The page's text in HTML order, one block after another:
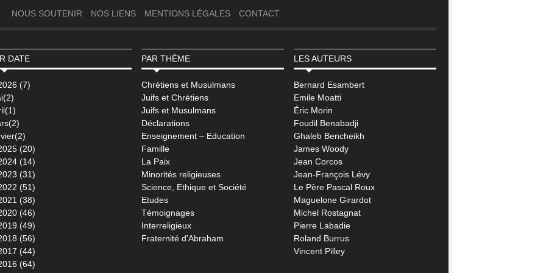
NOUS SOUTENIR NOS LIENS MENTIONS LÉGALES CONTACT
DATE
(7)
(20)
(14)
(31)
(51)
(38)
(46)
(49)
(56)
(44)
(64)
PAR THÈME
Chrétiens et Musulmans
Juifs et Chrétiens
Juifs et Musulmans
Déclarations
Enseignement – Education
Famille
La Paix
Minorités religieuses
Science, Ethique et Société
Etudes
Témoignages
Interreligieux
Fraternité d'Abraham
LES AUTEURS
Bernard Esambert
Emile Moatti
Éric Morin
Foudil Benabadji
Ghaleb Bencheikh
James Woody
Jean Corcos
Jean-François Lévy
Le Père Pascal Roux
Maguelone Girardot
Michel Rostagnat
Pierre Labadie
Roland Burrus
Vincent Pilley